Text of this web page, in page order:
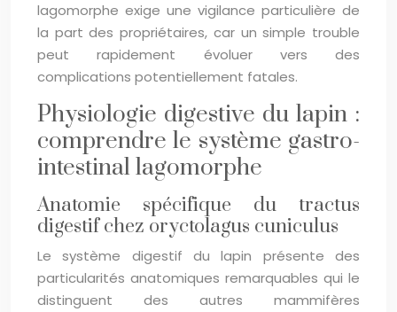
lagomorphe exige une vigilance particulière de
la part des propriétaires, car un simple trouble
peut rapidement évoluer vers des
complications potentiellement fatales.
Physiologie digestive du lapin :
comprendre le système gastro-
intestinal lagomorphe
Anatomie spécifique du tractus
digestif chez oryctolagus cuniculus
Le système digestif du lapin présente des
particularités anatomiques remarquables qui le
distinguent des autres mammifères